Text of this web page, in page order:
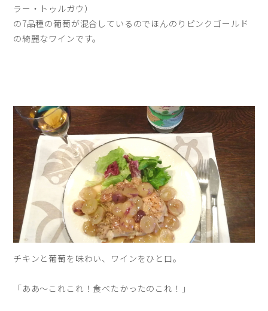
ラー・トゥルガウ）
の7品種の葡萄が混合しているのでほんのりピンクゴールド
の綺麗なワインです。
チキンと葡萄を味わい、ワインをひと口。
「ああ〜これこれ！食べたかったのこれ！」